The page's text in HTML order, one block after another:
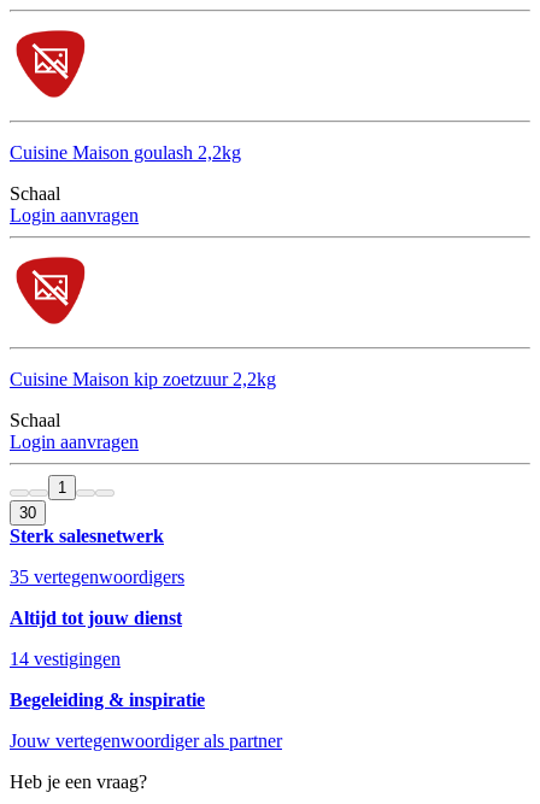
Cuisine Maison goulash 2,2kg
Schaal
Login aanvragen
Cuisine Maison kip zoetzuur 2,2kg
Schaal
Login aanvragen
1
30
Sterk salesnetwerk
35 vertegenwoordigers
Altijd tot jouw dienst
14 vestigingen
Begeleiding & inspiratie
Jouw vertegenwoordiger als partner
Heb je een vraag?